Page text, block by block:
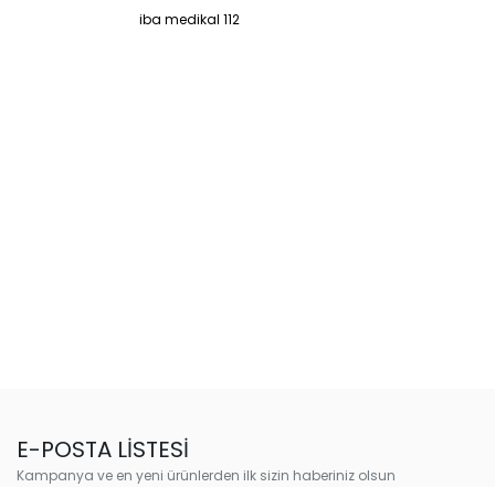
iba medikal 112
E-POSTA LİSTESİ
Kampanya ve en yeni ürünlerden ilk sizin haberiniz olsun